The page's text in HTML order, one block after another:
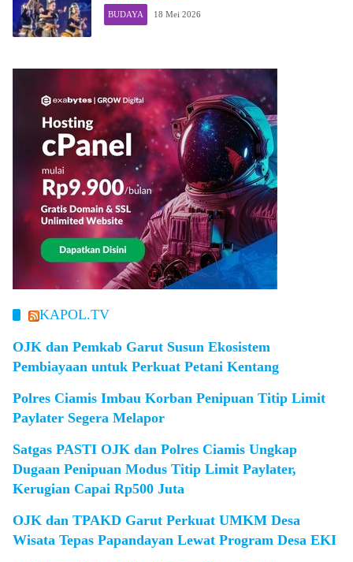
BUDAYA 18 Mei 2026
KAPOL.TV
OJK dan Pemkab Garut Susun Ekosistem
Pembiayaan untuk Perkuat Petani Kentang
Polres Ciamis Imbau Korban Penipuan Titip Limit
Paylater Segera Melapor
Satgas PASTI OJK dan Polres Ciamis Ungkap
Dugaan Penipuan Modus Titip Limit Paylater,
Kerugian Capai Rp500 Juta
OJK dan TPAKD Garut Perkuat UMKM Desa
Wisata Tepas Papandayan Lewat Program Desa EKI